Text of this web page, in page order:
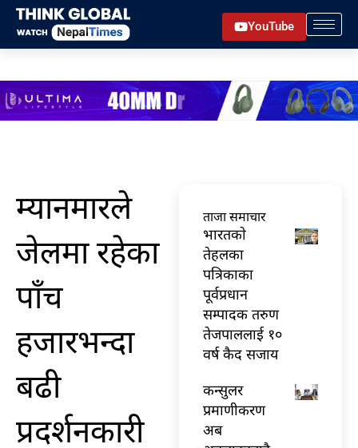
Skip
content
YouTube
म्यानमारले
जेलमा रहेका
पाँच
हजारभन्दा
बढी
प्रदर्शनकारी
ताजा समाचार
भारतकाे
तेहलका
पत्रिकाका
पूर्वप्रधान
सम्पादक तरुण
तेजपाललाई १०
वर्ष कैद सजाय
कन्सुलर
प्रमाणीकरण
अब